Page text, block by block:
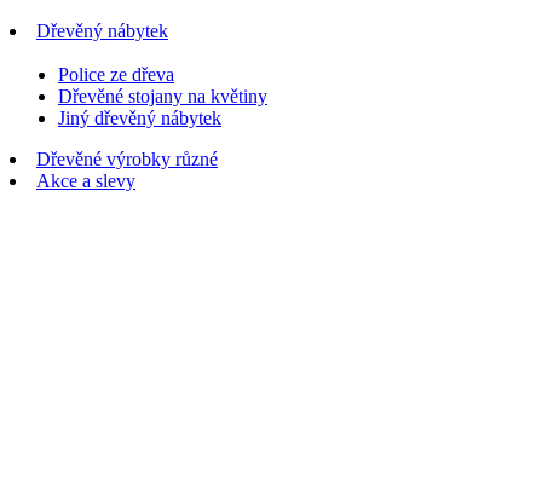
Dřevěný nábytek
Police ze dřeva
Dřevěné stojany na květiny
Jiný dřevěný nábytek
Dřevěné výrobky různé
Akce a slevy